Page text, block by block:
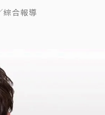
綜合報導